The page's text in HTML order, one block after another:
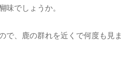
味でしょうか。
で、鹿の群れを近くで何度も見ま